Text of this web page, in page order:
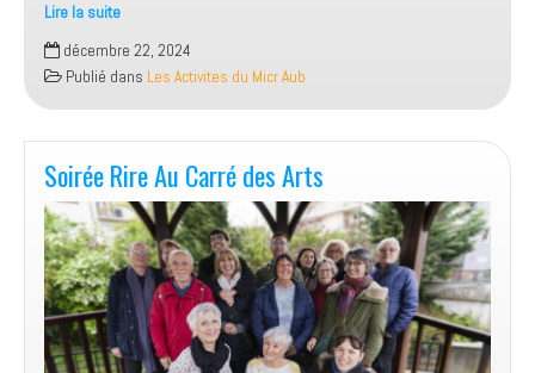
Lire la suite
Le
Micr’Aub
actif
sur
tous
les
fronts
décembre 22, 2024
Publié dans Les Activites du Micr Aub
Soirée Rire Au Carré des Arts